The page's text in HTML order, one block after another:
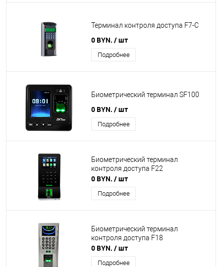
Терминал контроля доступа F7-C
0 BYN. / шт
Подробнее
Биометрический терминал SF100
0 BYN. / шт
Подробнее
Биометрический терминал
контроля доступа F22
0 BYN. / шт
Подробнее
Биометрический терминал
контроля доступа F18
0 BYN. / шт
Подробнее